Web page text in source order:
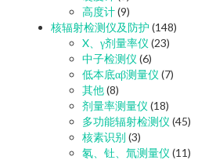
高度计(9)
核辐射检测仪及防护 (148)
X、γ剂量率仪 (23)
中子检测仪 (6)
低本底αβ测量仪 (7)
其他(8)
剂量率测量仪 (18)
多功能辐射检测仪 (45)
核素识别 (3)
氡、钍、氚测量仪 (11)